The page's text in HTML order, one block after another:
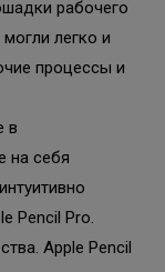
рабочего
легко и
процессы и
в
на себя
Pencil Pro.
Apple Pencil